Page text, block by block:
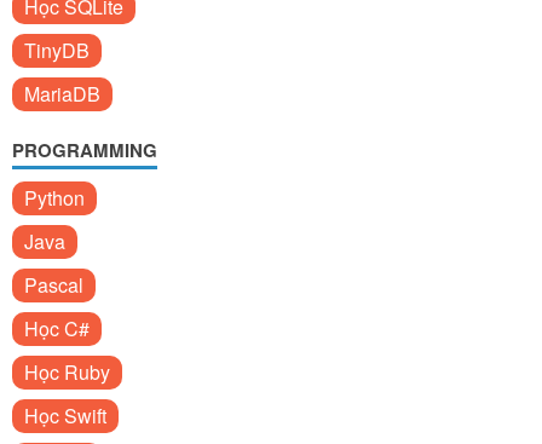
Học SQLite
TinyDB
MariaDB
PROGRAMMING
Python
Java
Pascal
Học C#
Học Ruby
Học Swift